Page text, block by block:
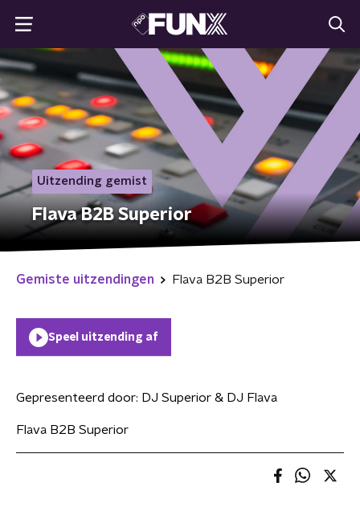
Uitzending gemist
Flava B2B Superior
Gemiste uitzendingen Flava B2B Superior
Speel uitzending af
Gepresenteerd door: DJ Superior & DJ Flava
Flava B2B Superior